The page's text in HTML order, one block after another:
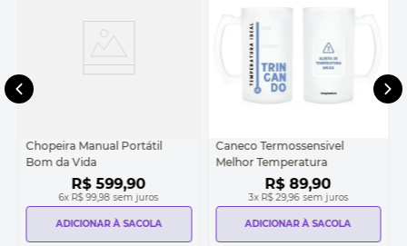
Chopeira Manual Portátil
Bom da Vida
R$ 599,90
6x R$ 99,98 sem juros
ADICIONAR À SACOLA
Caneco Termossensivel
Melhor Temperatura
R$ 89,90
3x R$ 29,96 sem juros
ADICIONAR À SACOLA